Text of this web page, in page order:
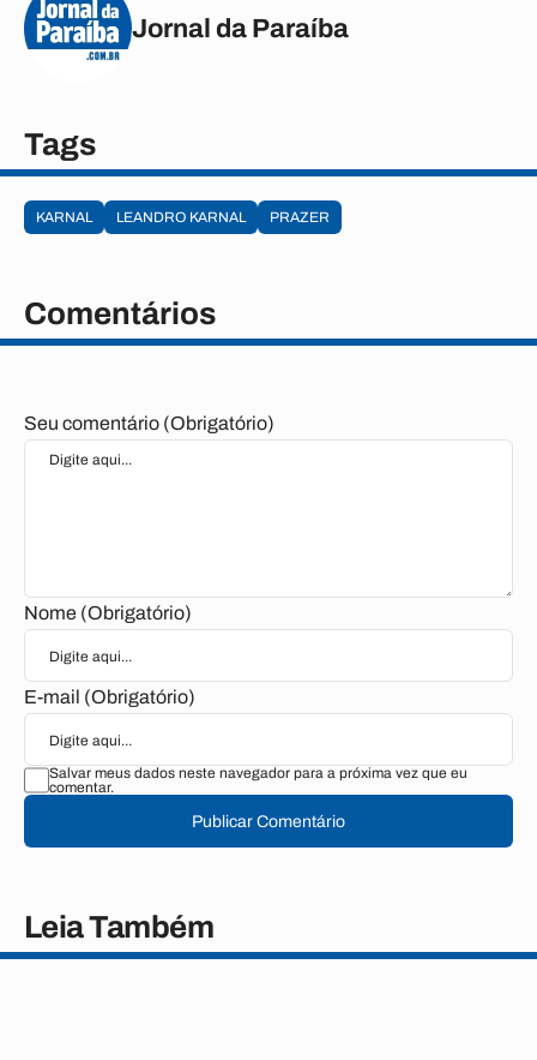
Jornal da Paraíba
Tags
KARNAL LEANDRO KARNAL PRAZER
Comentários
Seu comentário (Obrigatório)
Nome (Obrigatório)
E-mail (Obrigatório)
Salvar meus dados neste navegador para a próxima vez que eu
comentar.
Publicar Comentário
Leia Também